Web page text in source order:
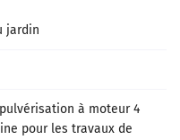
jardin
à moteur 4
pour les travaux de